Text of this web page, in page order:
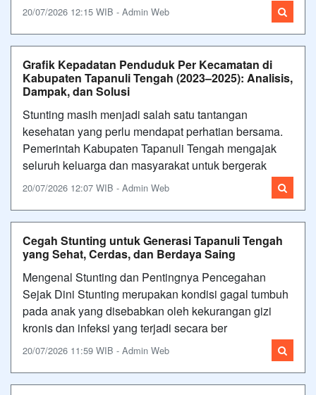
20/07/2026 12:15 WIB - Admin Web
Grafik Kepadatan Penduduk Per Kecamatan di
Kabupaten Tapanuli Tengah (2023–2025): Analisis,
Dampak, dan Solusi
Stunting masih menjadi salah satu tantangan
kesehatan yang perlu mendapat perhatian bersama.
Pemerintah Kabupaten Tapanuli Tengah mengajak
seluruh keluarga dan masyarakat untuk bergerak
20/07/2026 12:07 WIB - Admin Web
Cegah Stunting untuk Generasi Tapanuli Tengah
yang Sehat, Cerdas, dan Berdaya Saing
Mengenal Stunting dan Pentingnya Pencegahan
Sejak Dini Stunting merupakan kondisi gagal tumbuh
pada anak yang disebabkan oleh kekurangan gizi
kronis dan infeksi yang terjadi secara ber
20/07/2026 11:59 WIB - Admin Web